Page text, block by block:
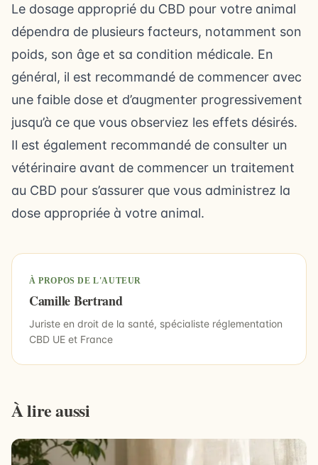
Le dosage approprié du CBD pour votre animal
dépendra de plusieurs facteurs, notamment son
poids, son âge et sa condition médicale. En
général, il est recommandé de commencer avec
une faible dose et d’augmenter progressivement
jusqu’à ce que vous observiez les effets désirés.
Il est également recommandé de consulter un
vétérinaire avant de commencer un traitement
au CBD pour s’assurer que vous administrez la
dose appropriée à votre animal.
À PROPOS DE L'AUTEUR
Camille Bertrand
Juriste en droit de la santé, spécialiste réglementation
CBD UE et France
À lire aussi